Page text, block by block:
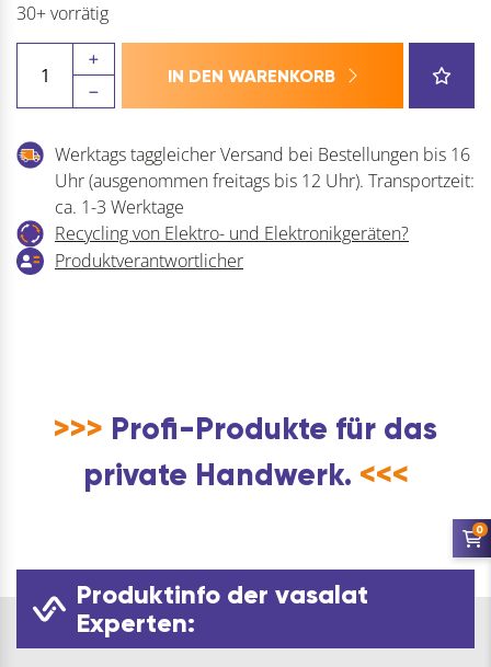
30+ vorrätig
Muschelgriff
Zalya
Menge
IN DEN WARENKORB
Werktags taggleicher Versand bei Bestellungen bis 16
Uhr (ausgenommen freitags bis 12 Uhr). Transportzeit:
ca. 1-3 Werktage
Recycling von Elektro- und Elektronikgeräten?
Produktverantwortlicher
>>> Profi-Produkte für das
private Handwerk. <<<
Produktinfo der vasalat
Experten:
0